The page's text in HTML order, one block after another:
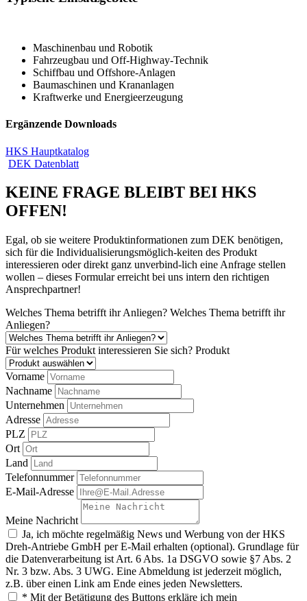
Maschinenbau und Robotik
Fahrzeugbau und Off-Highway-Technik
Schiffbau und Offshore-Anlagen
Baumaschinen und Krananlagen
Kraftwerke und Energieerzeugung
Ergänzende Downloads
HKS Hauptkatalog
DEK Datenblatt
KEINE FRAGE BLEIBT BEI HKS
OFFEN!
Egal, ob sie weitere Produktinformationen zum DEK benötigen,
sich für die Individualisierungsmöglich-keiten des Produkt
interessieren oder direkt ganz unverbind-lich eine Anfrage stellen
wollen – dieses Formular erreicht bei uns intern den richtigen
Ansprechpartner!
Welches Thema betrifft ihr Anliegen? Welches Thema betrifft ihr
Anliegen?
Für welches Produkt interessieren Sie sich? Produkt
Vorname
Nachname
Unternehmen
Adresse
PLZ
Ort
Land
Telefonnummer
E-Mail-Adresse
Meine Nachricht
Ja, ich möchte regelmäßig News und Werbung von der HKS
Dreh-Antriebe GmbH per E-Mail erhalten (optional). Grundlage für
die Datenverarbeitung ist Art. 6 Abs. 1a DSGVO sowie §7 Abs. 2
Nr. 3 bzw. Abs. 3 UWG. Eine Abmeldung ist jederzeit möglich,
z.B. über einen Link am Ende eines jeden Newsletters.
* Mit der Betätigung des Buttons erkläre ich mein